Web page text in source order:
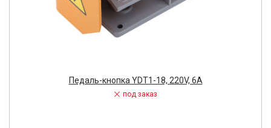
Педаль-кнопка YDT1-18, 220V, 6A
под заказ